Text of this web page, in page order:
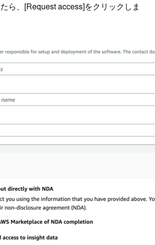
ら、[Request access]をクリックしま